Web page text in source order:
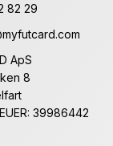
82 29
ApS
8
39986442